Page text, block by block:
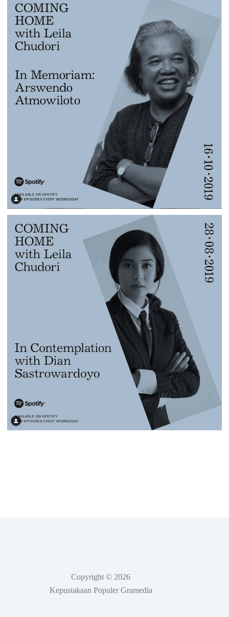
Copyright © 2026
Kepustakaan Populer Gramedia